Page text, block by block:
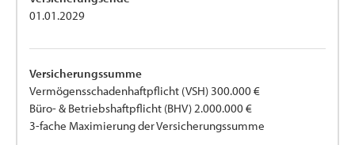
01.01.2029
Versicherungssumme
Vermögensschadenhaftpflicht (VSH) 300.000 €
Büro- & Betriebshaftpflicht (BHV) 2.000.000 €
3-fache Maximierung der Versicherungssumme